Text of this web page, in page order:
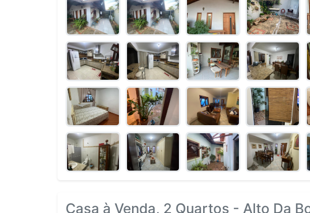
Casa à Venda, 2 Quartos - Alto Da